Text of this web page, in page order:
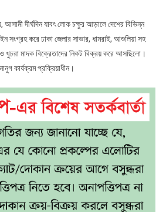
আসামী দীর্ঘদিন যাবৎ লোক চক্ষুর আড়ালে দেশের বিভিন্ন
সংগ্রহ করে ঢাকা জেলার সাভার, ধামরাই, আশুলিয়া সহ
ও খুচরা মাদক বিক্রেতাদের নিকট বিক্রয় করে আসছিলো।
কার্যক্রম প্রক্রিয়াধীন।